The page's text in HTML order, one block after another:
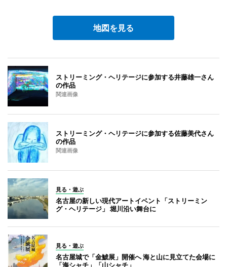
地図を見る
ストリーミング・ヘリテージに参加する井藤雄一さん
の作品
関連画像
ストリーミング・ヘリテージに参加する佐藤美代さん
の作品
関連画像
見る・遊ぶ
名古屋の新しい現代アートイベント「ストリーミン
グ・ヘリテージ」 堀川沿い舞台に
見る・遊ぶ
名古屋城で「金鯱展」開催へ 海と山に見立てた会場に
「海シャチ」「山シャチ」